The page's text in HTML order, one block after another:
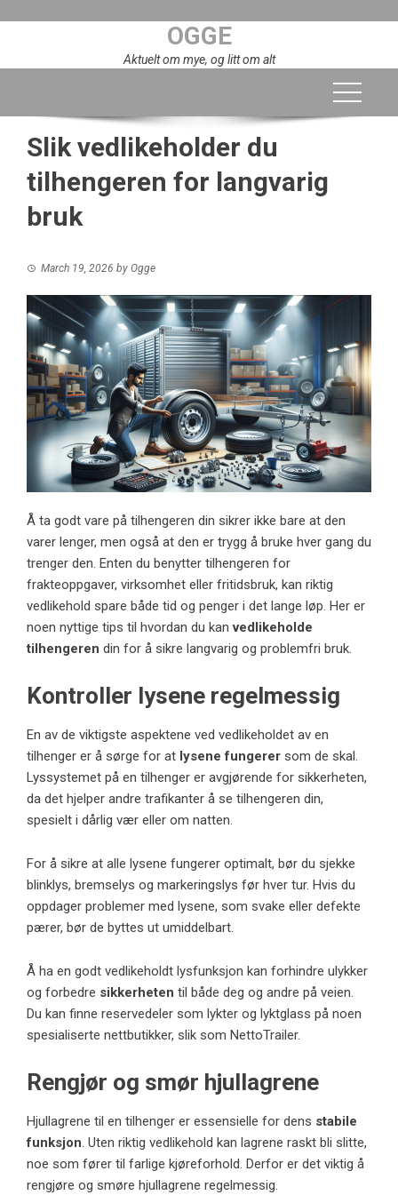
OGGE
Aktuelt om mye, og litt om alt
Slik vedlikeholder du
tilhengeren for langvarig
bruk
March 19, 2026 by Ogge
Å ta godt vare på tilhengeren din sikrer ikke bare at den
varer lenger, men også at den er trygg å bruke hver gang du
trenger den. Enten du benytter tilhengeren for
frakteoppgaver, virksomhet eller fritidsbruk, kan riktig
vedlikehold spare både tid og penger i det lange løp. Her er
noen nyttige tips til hvordan du kanvedlikeholde
tilhengeren din for å sikre langvarig og problemfri bruk.
Kontroller lysene regelmessig
En av de viktigste aspektene ved vedlikeholdet av en
tilhenger er å sørge for at lysene fungerer som de skal.
Lyssystemet på en tilhenger er avgjørende for sikkerheten,
da det hjelper andre trafikanter å se tilhengeren din,
spesielt i dårlig vær eller om natten.
For å sikre at alle lysene fungerer optimalt, bør du sjekke
blinklys, bremselys og markeringslys før hver tur. Hvis du
oppdager problemer med lysene, som svake eller defekte
pærer, bør de byttes ut umiddelbart.
Å ha en godt vedlikeholdt lysfunksjon kan forhindre ulykker
og forbedre sikkerheten til både deg og andre på veien.
Du kan finne reservedeler som lykter og lyktglass på noen
spesialiserte nettbutikker, slik som NettoTrailer.
Rengjør og smør hjullagrene
Hjullagrene til en tilhenger er essensielle for dens stabile
funksjon. Uten riktig vedlikehold kan lagrene raskt bli slitte,
noe som fører til farlige kjøreforhold. Derfor er det viktig å
rengjøre og smøre hjullagrene regelmessig.